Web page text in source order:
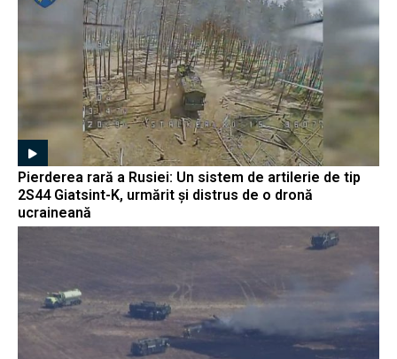
Pierderea rară a Rusiei: Un sistem de artilerie de tip
2S44 Giatsint-K, urmărit și distrus de o dronă
ucraineană